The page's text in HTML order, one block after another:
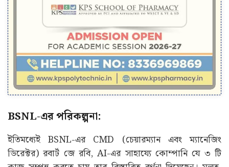
BSNL-এর পরিকল্পনা:
ইতিমধ্যেই BSNL-এর CMD (চেয়ারম্যান এবং ম্যানেজিং
ডিরেক্টর) রবার্ট জে রবি, AI-এর সাহায্যে কোম্পানি যে ৩ টি